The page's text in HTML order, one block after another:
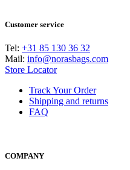
Customer service
Tel: +31 85 130 36 32
Mail: info@norasbags.com
Store Locator
Track Your Order
Shipping and returns
FAQ
COMPANY